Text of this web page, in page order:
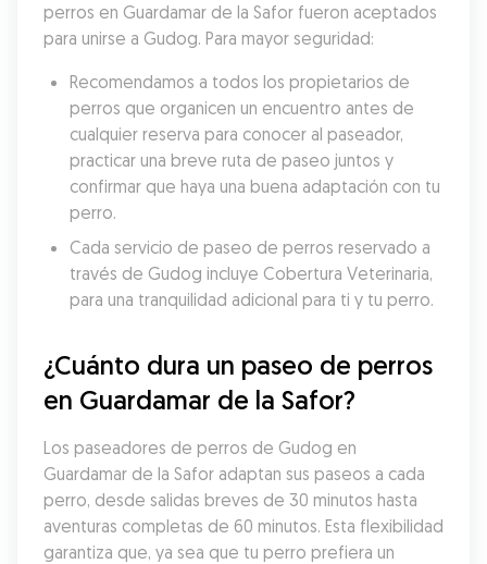
perros en Guardamar de la Safor fueron aceptados
para unirse a Gudog. Para mayor seguridad:
Recomendamos a todos los propietarios de
perros que organicen un encuentro antes de
cualquier reserva para conocer al paseador,
practicar una breve ruta de paseo juntos y
confirmar que haya una buena adaptación con tu
perro.
Cada servicio de paseo de perros reservado a
través de Gudog incluye Cobertura Veterinaria,
para una tranquilidad adicional para ti y tu perro.
¿Cuánto dura un paseo de perros
en Guardamar de la Safor?
Los paseadores de perros de Gudog en
Guardamar de la Safor adaptan sus paseos a cada
perro, desde salidas breves de 30 minutos hasta
aventuras completas de 60 minutos. Esta flexibilidad
garantiza que, ya sea que tu perro prefiera un